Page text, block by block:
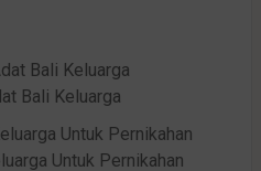
Bali Keluarga
Untuk Pernikahan